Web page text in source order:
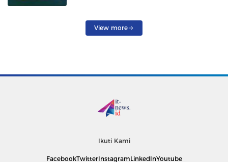
View more
Ikuti Kami
FacebookTwitterInstagramLinkedInYoutube